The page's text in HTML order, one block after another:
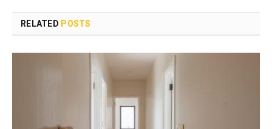
RELATED POSTS